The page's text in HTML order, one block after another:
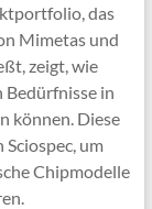
das
Mimetas und
zeigt, wie
Bedürfnisse in
können. Diese
um
Chipmodelle